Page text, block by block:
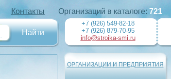
Контакты Организаций в каталоге: 721
+7 (926) 549-82-18
+7 (926) 879-70-95
info@stroika-smi.ru
ОРГАНИЗАЦИИ И ПРЕДПРИЯТИЯ